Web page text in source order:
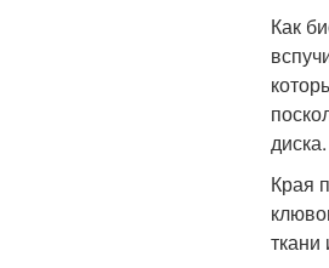
Как
диска.
Края
ткани